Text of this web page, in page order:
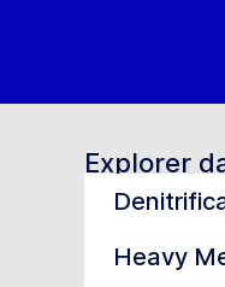
Explorer
Heavy